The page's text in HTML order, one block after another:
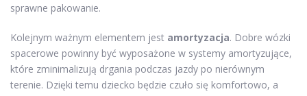
sprawne pakowanie.
Kolejnym ważnym elementem jest amortyzacja. Dobre wózki
spacerowe powinny być wyposażone w systemy amortyzujące,
które zminimalizują drgania podczas jazdy po nierównym
terenie. Dzięki temu dziecko będzie czuło się komfortowo, a